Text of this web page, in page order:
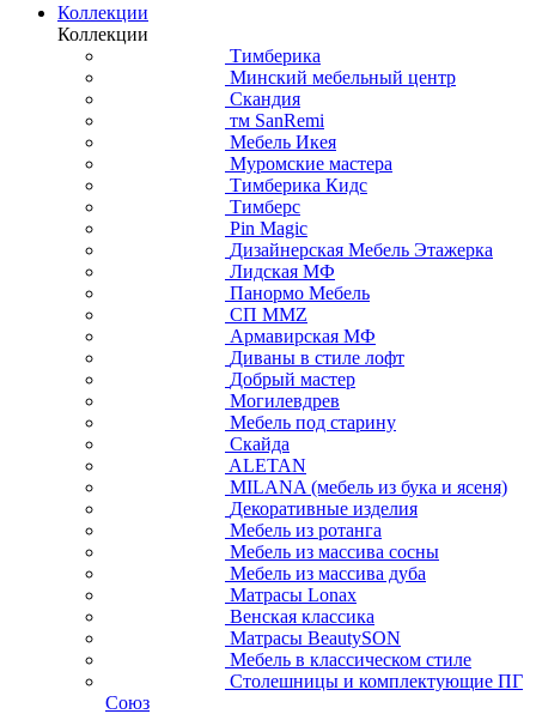
Коллекции
Коллекции
Тимберика
Минский мебельный центр
Скандия
тм SanRemi
Мебель Икея
Муромские мастера
Тимберика Кидс
Тимберс
Pin Magic
Дизайнерская Мебель Этажерка
Лидская МФ
Панормо Мебель
СП ММZ
Армавирская МФ
Диваны в стиле лофт
Добрый мастер
Могилевдрев
Мебель под старину
Скайда
ALETAN
MILANA (мебель из бука и ясеня)
Декоративные изделия
Мебель из ротанга
Мебель из массива сосны
Мебель из массива дуба
Матрасы Lonax
Венская классика
Матрасы BeautySON
Мебель в классическом стиле
Столешницы и комплектующие ПГ
Союз